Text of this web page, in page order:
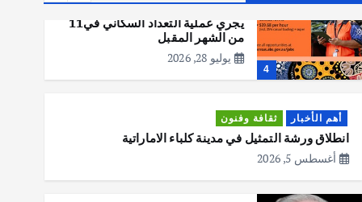
4
مكتب الإحصاءات الأسترالي (ABS)
يجري عملية التعداد السكاني في11
من الشهر المقبل
يوليو 28, 2026
أهم الأخبار ثقافة وفنون
انطلاق ورشة التمثيل في مدينة كلباء الاماراتية
أغسطس 5, 2026